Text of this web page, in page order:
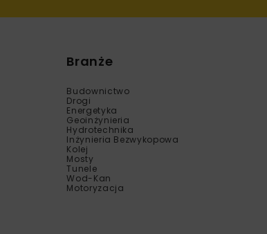
Branże
Budownictwo
Drogi
Energetyka
Geoinżynieria
Hydrotechnika
Inżynieria Bezwykopowa
Kolej
Mosty
Tunele
Wod-Kan
Motoryzacja